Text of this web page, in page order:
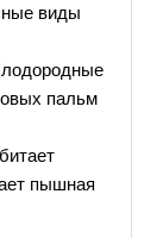
виды
пальм
пышная